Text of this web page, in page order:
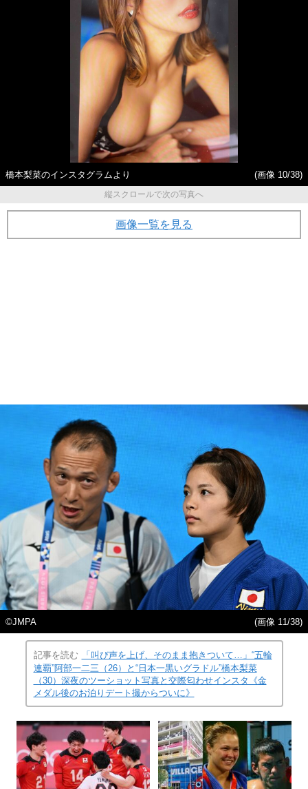
橋本梨菜のインスタグラムより
(画像 10/38)
縦スクロールで次の写真へ
画像一覧を見る
©JMPA (画像 11/38)
記事を読む
「叫び声を上げ、そのまま抱きついて…」“五輪
連覇”阿部一二三（26）と“日本一黒いグラドル”橋本梨菜
（30）深夜のツーショット写真と交際匂わせインスタ《金
メダル後のお泊りデート撮からついに》